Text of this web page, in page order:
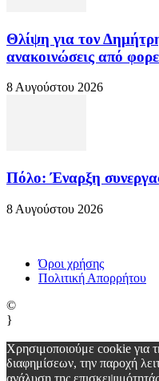
Θλίψη για τον
ανακοινώσεις από
8 Αυγούστου 2026
Πόλο: Έναρξη
8 Αυγούστου 2026
Όροι χρήσης
Πολιτική Απορρήτου
©
}
Χρησιμοποιούμε cookie για
διαφημίσεων, την παροχή
ανάλυση της